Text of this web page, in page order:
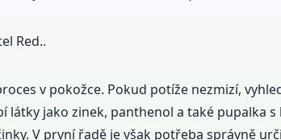
Red..
v pokožce. Pokud potíže nezmizí,
jako zinek, panthenol a také pupalka
V první řadě je však potřeba správně